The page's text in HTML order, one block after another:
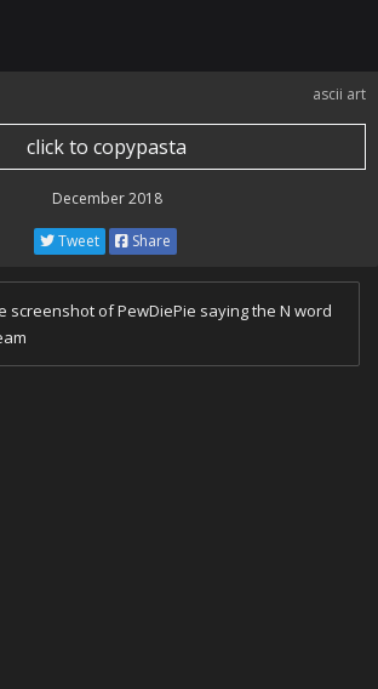
ascii art
click to copypasta
December 2018
Tweet Share
screenshot of PewDiePie saying the N word